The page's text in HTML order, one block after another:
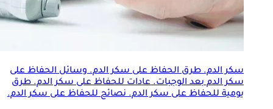
سكر الدم. طرق الحفاظ على سكر الدم. وسائل الحفاظ على
سكر الدم بعد الوجبات. عادات للحفاظ على سكر الدم. طرق
يومية للحفاظ على سكر الدم. نصائح للحفاظ على سكر الدم.